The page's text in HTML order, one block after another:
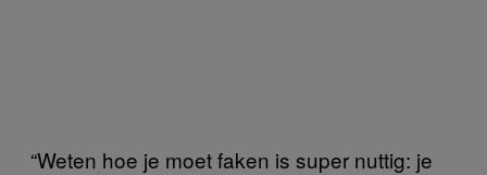
“Weten hoe je moet faken is super nuttig: je